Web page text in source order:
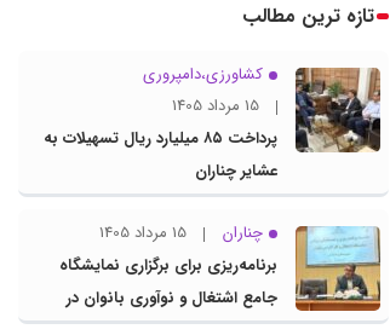
تازه ترین مطالب
کشاورزی،دامپروری
15 مرداد 1405
پرداخت ۸۵ میلیارد ریال تسهیلات به
عشایر چناران
چناران
15 مرداد 1405
برنامه‌ریزی برای برگزاری نمایشگاه
جامع اشتغال و نوآوری بانوان در